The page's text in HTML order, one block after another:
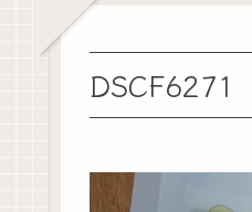
DSCF6271